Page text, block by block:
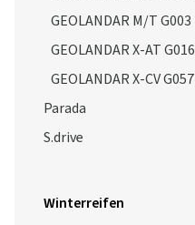
GEOLANDAR M/T G003
GEOLANDAR X-AT G016
GEOLANDAR X-CV G057
Parada
S.drive
Winterreifen